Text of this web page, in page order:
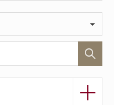
검
색
버
튼
열기/닫